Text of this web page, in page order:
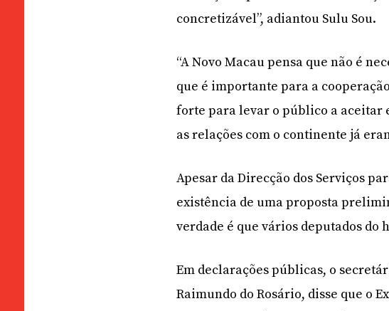
concretizável”, adiantou Sulu Sou.
“A Novo Macau pensa que não é
que é importante para a
forte para levar o público a aceitar
as relações com o continente já
Apesar da Direcção dos Serviços
existência de uma proposta
verdade é que vários deputados
Em declarações públicas, o
Raimundo do Rosário, disse que o